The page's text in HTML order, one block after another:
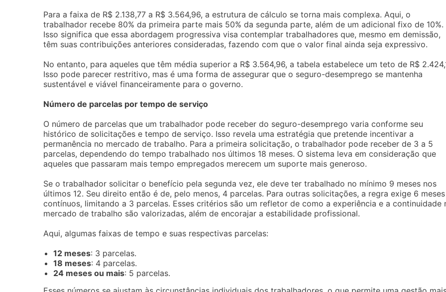
Para a faixa de R$ 2.138,77 a R$ 3.564,96, a estrutura de cálculo se torna mais complexa. Aqui, o
trabalhador recebe 80% da primeira parte mais 50% da segunda parte, além de um adicional fixo de 10%.
Isso significa que essa abordagem progressiva visa contemplar trabalhadores que, mesmo em demissão,
têm suas contribuições anteriores consideradas, fazendo com que o valor final ainda seja expressivo.
No entanto, para aqueles que têm média superior a R$ 3.564,96, a tabela estabelece um teto de R$
Isso pode parecer restritivo, mas é uma forma de assegurar que o seguro-desemprego se mantenha
sustentável e viável financeiramente para o governo.
Número de parcelas por tempo de serviço
O número de parcelas que um trabalhador pode receber do seguro-desemprego varia conforme seu
histórico de solicitações e tempo de serviço. Isso revela uma estratégia que pretende incentivar a
permanência no mercado de trabalho. Para a primeira solicitação, o trabalhador pode receber de 3 a 5
parcelas, dependendo do tempo trabalhado nos últimos 18 meses. O sistema leva em consideração que
aqueles que passaram mais tempo empregados merecem um suporte mais generoso.
Se o trabalhador solicitar o benefício pela segunda vez, ele deve ter trabalhado no mínimo 9 meses nos
últimos 12. Seu direito então é de, pelo menos, 4 parcelas. Para outras solicitações, a regra exige 6 meses
contínuos, limitando a 3 parcelas. Esses critérios são um refletor de como a experiência e a continuidade
mercado de trabalho são valorizadas, além de encorajar a estabilidade profissional.
Aqui, algumas faixas de tempo e suas respectivas parcelas:
12 meses: 3 parcelas.
18 meses: 4 parcelas.
24 meses ou mais: 5 parcelas.